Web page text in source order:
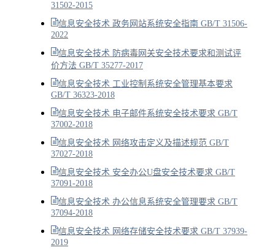
31502-2015
信息安全技术 政务网站系统安全指南 GB/T 31506-
2022
信息安全技术 防病毒网关安全技术要求和测试评
价方法 GB/T 35277-2017
信息安全技术 工业控制系统安全管理基本要求
GB/T 36323-2018
信息安全技术 电子邮件系统安全技术要求 GB/T
37002-2018
信息安全技术 网络攻击定义及描述规范 GB/T
37027-2018
信息安全技术 安全办公U盘安全技术要求 GB/T
37091-2018
信息安全技术 办公信息系统安全管理要求 GB/T
37094-2018
信息安全技术 网络存储安全技术要求 GB/T 37939-
2019